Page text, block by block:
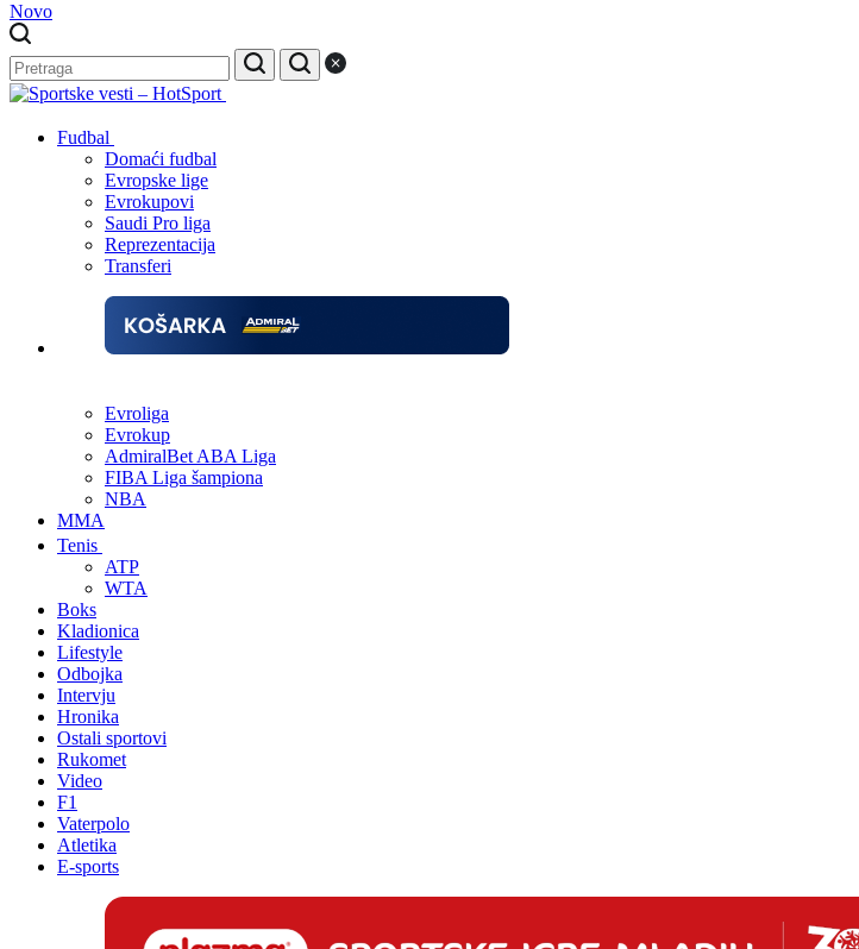
Novo
Fudbal
Domaći fudbal
Evropske lige
Evrokupovi
Saudi Pro liga
Reprezentacija
Transferi
Evroliga
Evrokup
AdmiralBet ABA Liga
FIBA Liga šampiona
NBA
MMA
Tenis
ATP
WTA
Boks
Kladionica
Lifestyle
Odbojka
Intervju
Hronika
Ostali sportovi
Rukomet
Video
F1
Vaterpolo
Atletika
E-sports